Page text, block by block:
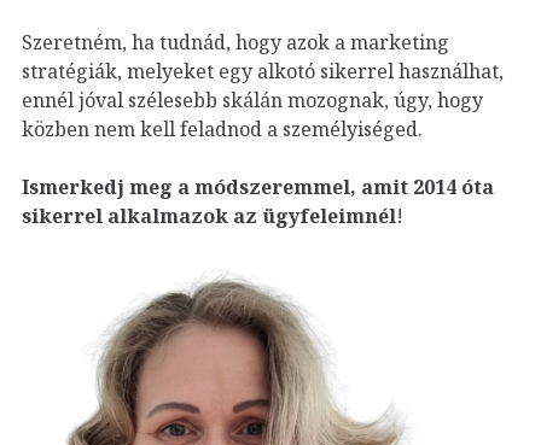
Szeretném, ha tudnád, hogy azok a marketing
stratégiák, melyeket egy alkotó sikerrel használhat,
ennél jóval szélesebb skálán mozognak, úgy, hogy
közben nem kell feladnod a személyiséged.
Ismerkedj meg a módszeremmel, amit 2014 óta
sikerrel alkalmazok az ügyfeleimnél!